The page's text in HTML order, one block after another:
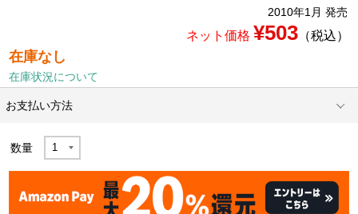
2010年1月 発売
ネット価格 ¥503（税込）
在庫なし
在庫状況について
お支払い方法
数量